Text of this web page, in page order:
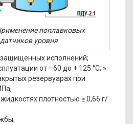
поплавковых
датчиков уровня
исполнений;
от –60 до + 125 °C; »
резервуарах при
плотностью ≥ 0,66 г/